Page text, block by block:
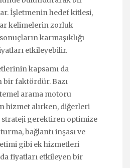
İşletmenin hedef kitlesi,
kelimelerin zorluk
karmaşıklığı
etkileyebilir.
kapsamı da
bir faktördür. Bazı
arama motoru
hizmet alırken, diğerleri
strateji gerektiren optimize
bağlantı inşası ve
gibi ek hizmetleri
fiyatları etkileyen bir